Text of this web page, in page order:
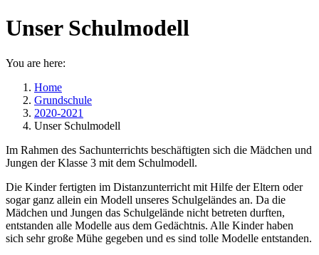
Unser Schulmodell
You are here:
Home
Grundschule
2020-2021
Unser Schulmodell
Im Rahmen des Sachunterrichts beschäftigten sich die Mädchen und
Jungen der Klasse 3 mit dem Schulmodell.
Die Kinder fertigten im Distanzunterricht mit Hilfe der Eltern oder
sogar ganz allein ein Modell unseres Schulgeländes an. Da die
Mädchen und Jungen das Schulgelände nicht betreten durften,
entstanden alle Modelle aus dem Gedächtnis. Alle Kinder haben
sich sehr große Mühe gegeben und es sind tolle Modelle entstanden.